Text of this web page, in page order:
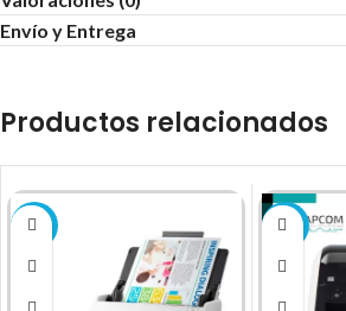
Envío y Entrega
Productos relacionados